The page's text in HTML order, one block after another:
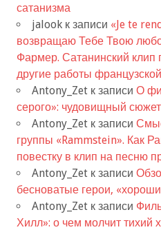
сатанизма
jalook к записи «Je te
возвращаю Тебе Твою
Фармер. Сатанинский клип
другие работы
Antony_Zet к записи О
серого»: чудовищный
Antony_Zet к записи
группы «Rammstein». Как
повестку в клип на песню
Antony_Zet к записи
бесноватые герои,
Antony_Zet к записи
Хилл»: о чем молчит тихий